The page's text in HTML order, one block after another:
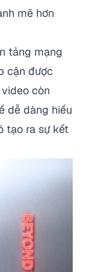
mẽ hơn
tảng mạng
cận được
còn
dễ dàng hiểu
tạo ra sự kết